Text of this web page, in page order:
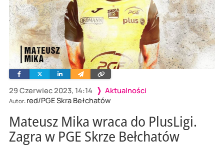
29 Czerwiec 2023, 14:14 Aktualności
Autor: red/PGE Skra Bełchatów
FacebookTwitterLinkedinWyślij
e-
Skopiuj
link
Mateusz Mika wraca do PlusLigi.
Zagra w PGE Skrze Bełchatów